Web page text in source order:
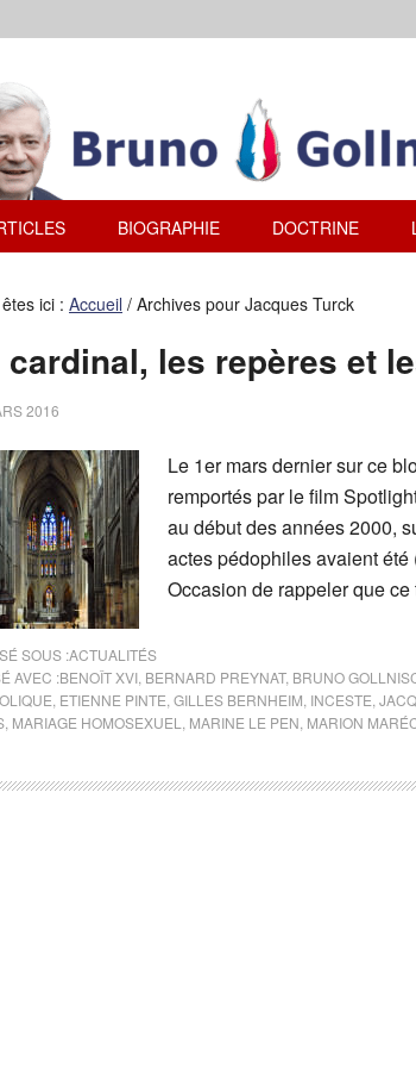
BIOGRAPHIE DOCTRINE
ici : Accueil / Archives pour Jacques Turck
cardinal, les repères et
2016
Le 1er mars dernier sur ce
remportés par le film
au début des années 2000,
actes pédophiles avaient
Occasion de rappeler que
SOUS :ACTUALITÉS
AVEC :BENOÎT XVI BERNARD PREYNAT, BRUNO
ETIENNE PINTE GILLES BERNHEIM INCESTE
MARIAGE HOMOSEXUEL MARINE LE PEN MARION